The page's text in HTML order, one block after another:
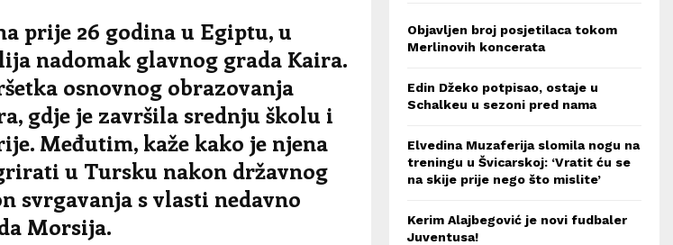
prije 26 godina u Egiptu, u
nadomak glavnog grada Kaira.
osnovnog obrazovanja
gdje je završila srednju školu i
Međutim, kaže kako je njena
u Tursku nakon državnog
svrgavanja s vlasti nedavno
Morsija.
Objavljen broj posjetilaca tokom
Merlinovih koncerata
Edin Džeko potpisao, ostaje u
Schalkeu u sezoni pred nama
Elvedina Muzaferija slomila nogu na
treningu u Švicarskoj: ‘Vratit ću se
na skije prije nego što mislite’
Kerim Alajbegović je novi fudbaler
Juventusa!